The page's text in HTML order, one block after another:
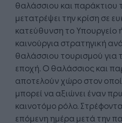
θαλάσσιου και παράκτιου
μετατρέψει την κρίση σε
κατεύθυνση το Υπουργείο
καινούργια στρατηγική
θαλάσσιου τουρισμού για
εποχή. Ο θαλάσσιος και
αποτελούν χώρο στον
μπορεί να αξιώνει έναν
καινοτόμο ρόλο.
επόμενη ημέρα μετά την